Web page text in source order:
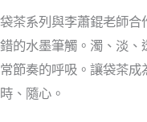
袋茶系列與李蕭錕老師合
錯的水墨筆觸。濁、淡、
常節奏的呼吸。讓袋茶
時、隨心。